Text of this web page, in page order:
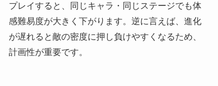
プレイすると、同じキャラ・同じステージでも体
感難易度が大きく下がります。逆に言えば、進化
が遅れると敵の密度に押し負けやすくなるため、
計画性が重要です。